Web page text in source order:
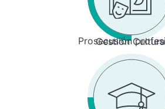
Prosecusión
Gestión